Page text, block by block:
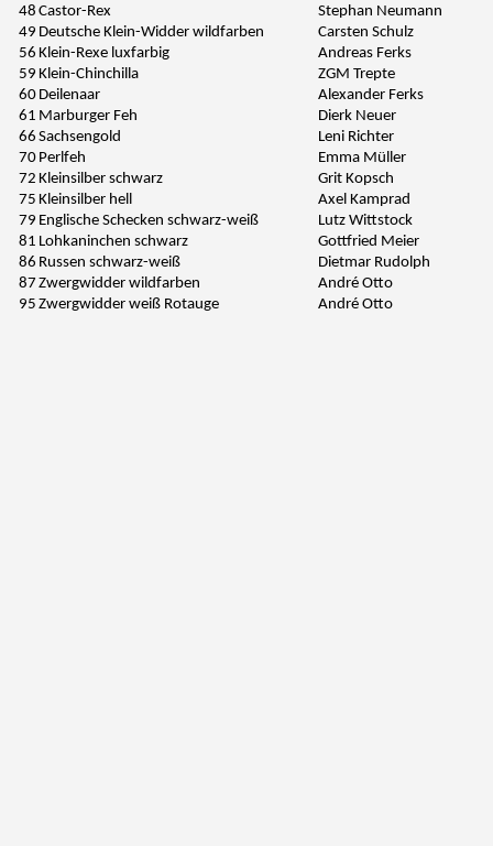
48 Castor-Rex
Stephan Neumann
49 Deutsche Klein-Widder wildfarben
Carsten Schulz
56 Klein-Rexe luxfarbig
Andreas Ferks
59 Klein-Chinchilla
ZGM Trepte
60 Deilenaar
Alexander Ferks
61 Marburger Feh
Dierk Neuer
66 Sachsengold
Leni Richter
70 Perlfeh
Emma Müller
72 Kleinsilber schwarz
Grit Kopsch
75 Kleinsilber hell
Axel Kamprad
79 Englische Schecken schwarz-weiß
Lutz Wittstock
81 Lohkaninchen schwarz
Gottfried Meier
86 Russen schwarz-weiß
Dietmar Rudolph
87 Zwergwidder wildfarben
André Otto
95 Zwergwidder weiß Rotauge André Otto